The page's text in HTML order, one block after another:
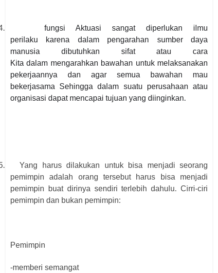
fungsi Aktuasi sangat diperlukan ilmu
perilaku karena dalam pengarahan sumber daya
manusia dibutuhkan sifat atau cara
Kita dalam mengarahkan bawahan untuk melaksanakan
pekerjaannya dan agar semua bawahan mau
bekerjasama Sehingga dalam suatu perusahaan atau
organisasi dapat mencapai tujuan yang diinginkan.
Yang harus dilakukan untuk bisa menjadi seorang
pemimpin adalah orang tersebut harus bisa menjadi
pemimpin buat dirinya sendiri terlebih dahulu. Cirri-ciri
pemimpin dan bukan pemimpin:
Pemimpin
-memberi semangat